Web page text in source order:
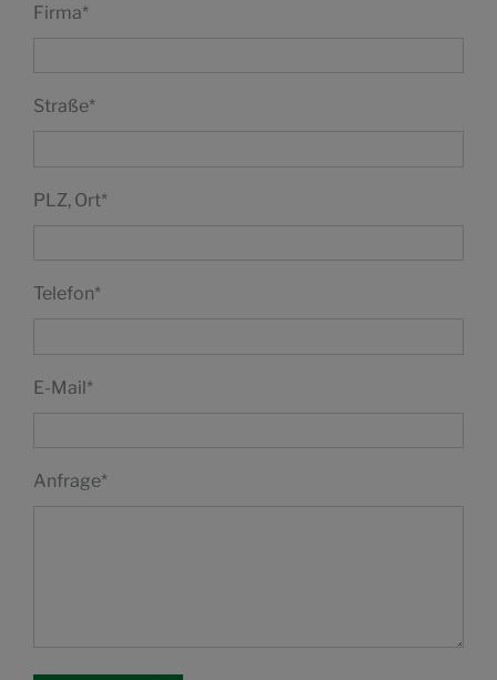
Firma*
Straße*
PLZ, Ort*
Telefon*
E-Mail*
Anfrage*